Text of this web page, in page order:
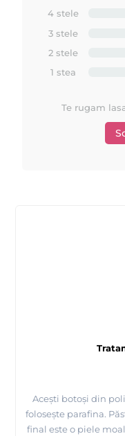
4 stele
3 stele
2 stele
1 stea
Te rugam
Acești botoși din
folosește parafina.
final este o piele